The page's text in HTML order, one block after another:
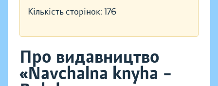
Кількість сторінок: 176
Про видавництво
«Navchalna knyha –